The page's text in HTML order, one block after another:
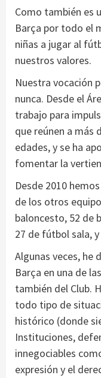
Como también es
Barça por todo el
niñas a jugar al
nuestros valores.
Nuestra vocación
nunca. Desde el
trabajo para
que reúnen a más
edades, y se ha
fomentar la
Desde 2010
de los otros
baloncesto, 52 de
27 de fútbol sala,
Algunas veces, he
Barça en una de
también del Club.
todo tipo de
histórico (donde
Instituciones,
innegociables
expresión y el